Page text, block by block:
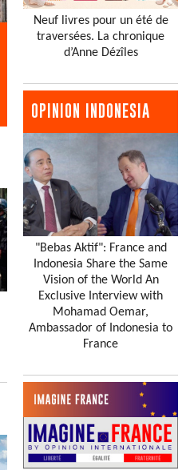
Neuf livres pour un été de
traversées. La chronique
d’Anne Dézîles
OPINION INDONESIA
"Bebas Aktif": France and
Indonesia Share the Same
Vision of the World An
Exclusive Interview with
Mohamad Oemar,
Ambassador of Indonesia to
France